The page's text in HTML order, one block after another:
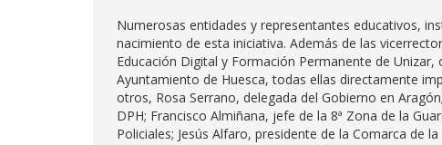
Numerosas entidades y representantes educativos,
nacimiento de esta iniciativa. Además de las
Educación Digital y Formación Permanente de
Ayuntamiento de Huesca, todas ellas directamente
otros, Rosa Serrano, delegada del Gobierno en
DPH; Francisco Almiñana, jefe de la 8ª Zona de la
Policiales; Jesús Alfaro, presidente de la Comarca de